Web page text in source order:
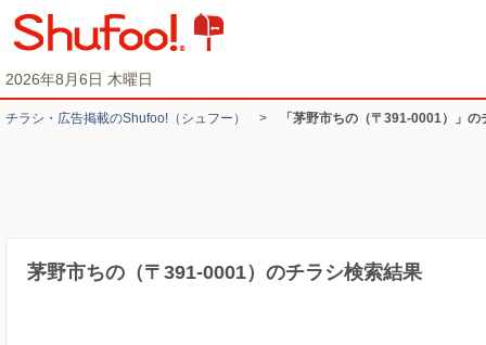
2026年8月6日 木曜日
チラシ・​広告掲載の​Shufoo!​（シュフー） > 「茅野市ちの（〒391-0001）」
茅野市ちの（〒391-0001）のチラシ検索結果